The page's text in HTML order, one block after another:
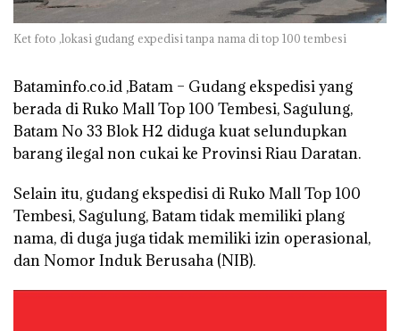
Ket foto ,lokasi gudang expedisi tanpa nama di top 100 tembesi
Bataminfo.co.id ,Batam – Gudang ekspedisi yang
berada di Ruko Mall Top 100 Tembesi, Sagulung,
Batam No 33 Blok H2 diduga kuat selundupkan
barang ilegal non cukai ke Provinsi Riau Daratan.
Selain itu, gudang ekspedisi di Ruko Mall Top 100
Tembesi, Sagulung, Batam tidak memiliki plang
nama, di duga juga tidak memiliki izin operasional,
dan Nomor Induk Berusaha (NIB).